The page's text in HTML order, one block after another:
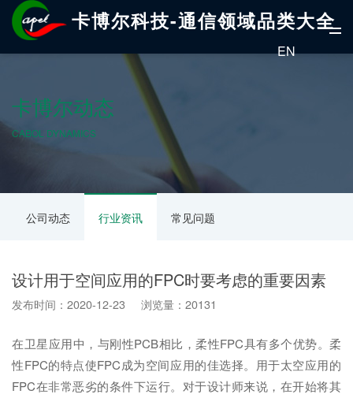
卡博尔科技-通信领域品类大全
EN
卡博尔动态
CABOL DYNAMICS
公司动态 行业资讯 常见问题
设计用于空间应用的FPC时要考虑的重要因素
发布时间：2020-12-23 浏览量：20131
在卫星应用中，与刚性PCB相比，柔性FPC具有多个优势。柔
性FPC的特点使FPC成为空间应用的佳选择。用于太空应用的
FPC在非常恶劣的条件下运行。对于设计师来说，在开始将其